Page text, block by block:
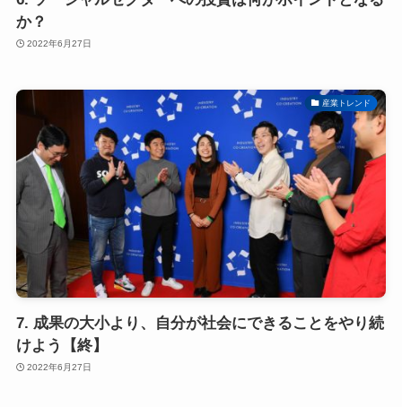
か？
2022年6月27日
産業トレンド
7. 成果の大小より、自分が社会にできることをやり続
けよう【終】
2022年6月27日